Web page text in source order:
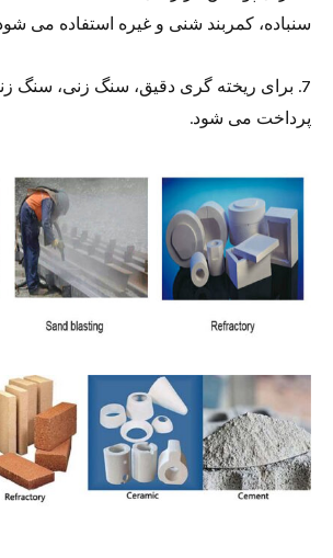
سنباده، کمربند شنی و غیره استفاده می
7. برای ریخته گری دقیق، سنگ زنی، سنگ
پرداخت می شود.